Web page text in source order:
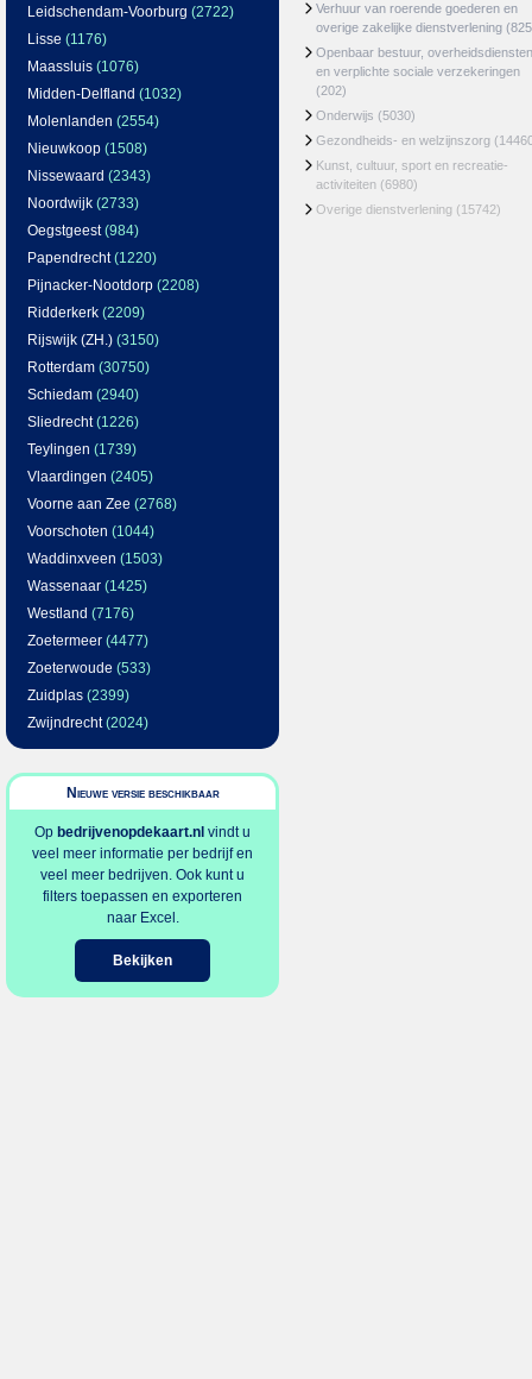
Leidschendam-Voorburg (2722)
Lisse (1176)
Maassluis (1076)
Midden-Delfland (1032)
Molenlanden (2554)
Nieuwkoop (1508)
Nissewaard (2343)
Noordwijk (2733)
Oegstgeest(984)
Papendrecht(1220)
Pijnacker-Nootdorp (2208)
Ridderkerk (2209)
Rijswijk (ZH.) (3150)
Rotterdam (30750)
Schiedam (2940)
Sliedrecht(1226)
Teylingen (1739)
Vlaardingen (2405)
Voorne aan Zee (2768)
Voorschoten (1044)
Waddinxveen (1503)
Wassenaar (1425)
Westland (7176)
Zoetermeer (4477)
Zoeterwoude (533)
Zuidplas (2399)
Zwijndrecht(2024)
Nieuwe versie beschikbaar
Op bedrijvenopdekaart.nl vindt u
veel meer informatie per bedrijf en
veel meer bedrijven. Ook kunt u
filters toepassen en exporteren
naar Excel.
Bekijken
Verhuur van roerende goederen en
overige zakelijke dienstverlening
Openbaar bestuur, overheidsdiensten
en verplichte sociale verzekeringen
(202)
Onderwijs (5030)
Gezondheids- en welzijnszorg
Kunst, cultuur, sport en recreatie-
activiteiten (6980)
Overige dienstverlening (15742)